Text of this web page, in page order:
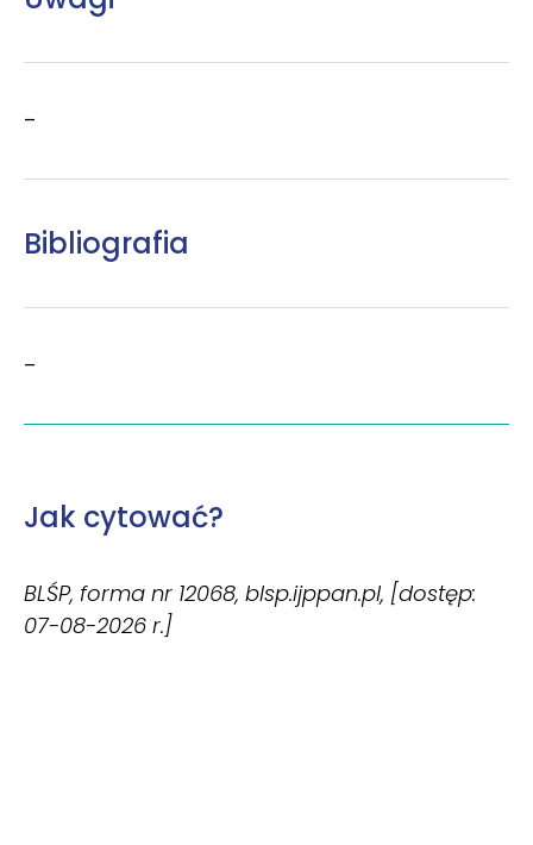
–
Bibliografia
–
Jak cytować?
BLŚP, forma nr 12068, blsp.ijppan.pl, [dostęp:
07-08-2026 r.]